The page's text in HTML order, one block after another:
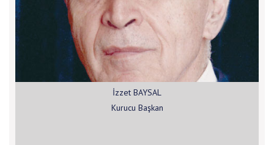
İzzet BAYSAL
Kurucu Başkan